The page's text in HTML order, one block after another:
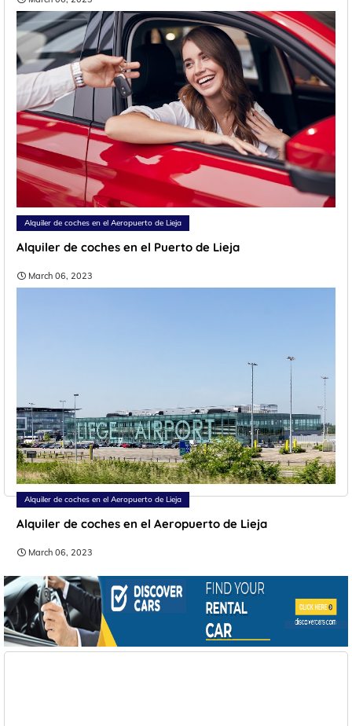
Alquiler de coches en el Aeropuerto de Lieja
Alquiler de coches en el Puerto de Lieja
March 06, 2023
Alquiler de coches en el Aeropuerto de Lieja
Alquiler de coches en el Aeropuerto de Lieja
March 06, 2023